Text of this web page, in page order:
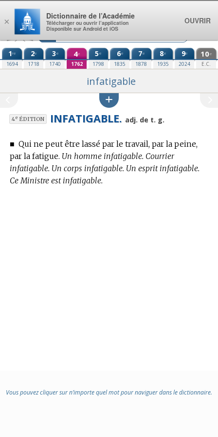
Aller au contenu
1re
1694
2e
1718
3e
1740
4e
1762
5e
1798
6e
1835
7e
1878
8e
1935
9e
2024
10e
E.C.
infatigable
4eÉDITION INFATIGABLE. adj. de t. g.
■ Qui ne peut être lassé par le travail, par la peine,
par la fatigue. Un homme infatigable. Courrier
infatigable. Un corps infatigable. Un esprit infatigable.
Ce Ministre est infatigable.
Vous pouvez cliquer sur n’importe quel mot pour naviguer dans le dictionnaire.
×
Dictionnaire de l’Académie
Télécharger ou ouvrir l’application
Disponible sur Android et iOS
OUVRIR